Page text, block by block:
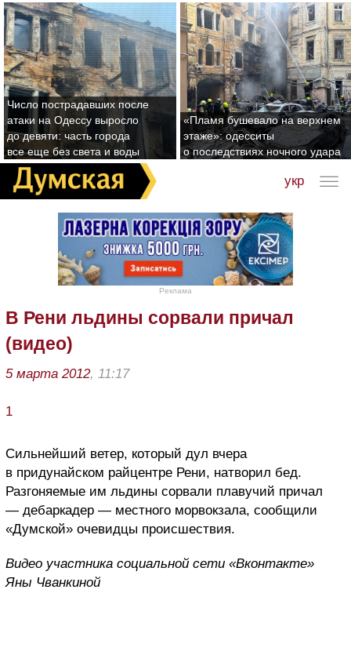
Число пострадавших после
атаки на Одессу выросло
до девяти: часть города
все еще без света и воды
«Пламя бушевало на верхнем
этаже»: одесситы
о последствиях ночного удара
укр
Реклама
В Рени льдины сорвали причал
(видео)
5 марта 2012, 11:17
1
Сильнейший ветер, который дул вчера
в придунайском райцентре Рени, натворил бед.
Разгоняемые им льдины сорвали плавучий причал
— дебаркадер — местного морвокзала, сообщили
«Думской» очевидцы происшествия.
Видео участника социальной сети «Вконтакте»
Яны Чванкиной